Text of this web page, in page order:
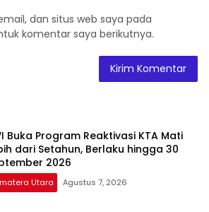
dan situs web saya pada
komentar saya berikutnya.
Buka Program Reaktivasi KTA Mati
dari Setahun, Berlaku hingga 30
2026
Utara Agustus 7, 2026